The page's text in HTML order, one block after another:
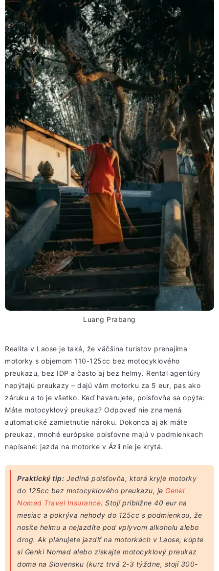
Luang Prabang
Realita v Laose je taká, že väčšina turistov prenajíma
motorky s objemom 110-125cc bez motocyklového
preukazu, bez IDP a často aj bez helmy. Rental agentúry
nepýtajú preukazy – dajú vám motorku za 5 eur, pas ako
záruku a to je všetko. Keď havarujete, poisťovňa sa opýta:
Máte motocyklový preukaz? Odpoveď nie znamená
automatické zamietnutie nároku. Dokonca aj ak máte
preukaz, mnohé európske poisťovne majú v podmienkach
napísané: jazda na motorke v Ázii nie je krytá.
Praktický tip: Jediná poisťovňa, ktorá kryje motorky
do 125cc bez motocyklového preukazu, je Genki
Nomad Travel Insurance. Stojí približne 40 eur na
mesiac a pokrýva nehody do 125cc s podmienkou, že
nosíte helmu a nejazdíte pod vplyvom alkoholu alebo
drog. Ak plánujete jazdiť na motorkách v Laose, kúpte
si Genki Nomad alebo získajte motocyklový preukaz
doma na Slovensku (kurz trvá 2-3 týždne, stojí 300-